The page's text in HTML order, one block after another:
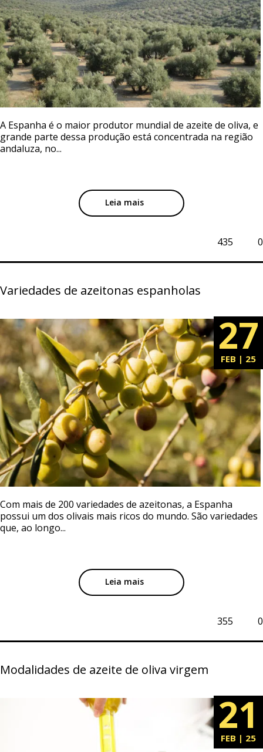
A Espanha é o maior produtor mundial de azeite de oliva, e
grande parte dessa produção está concentrada na região
andaluza, no...
Leia mais
0
435
Variedades de azeitonas espanholas
27
FEB | 25
Com mais de 200 variedades de azeitonas, a Espanha
possui um dos olivais mais ricos do mundo. São variedades
que, ao longo...
Leia mais
0
355
Modalidades de azeite de oliva virgem
21
FEB | 25